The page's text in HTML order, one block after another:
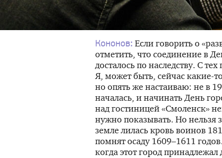
Кононов: Если говорить о
отметить, что соединение в
досталось по наследству. С
Я, может быть, сейчаскакие-
но опять же настаиваю: не в
началась, и начинать День
над гостиницей «Смоленск»
нужно показывать. Но нельзя
земле лилась кровь воинов
помнят осаду 1609–1611
когда этот город